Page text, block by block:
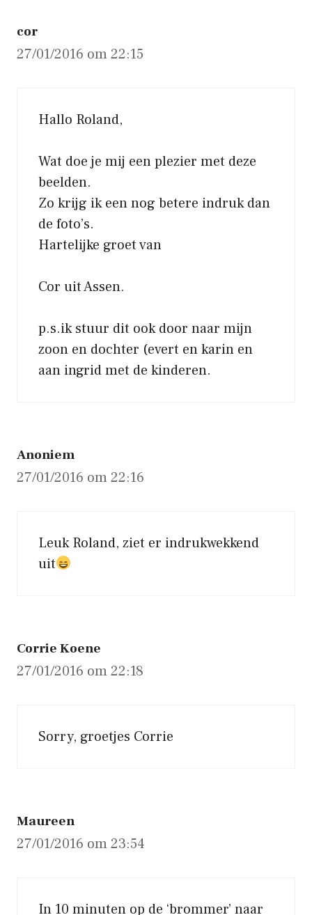
cor
27/01/2016 om 22:15
Hallo Roland,
Wat doe je mij een plezier met deze
beelden.
Zo krijg ik een nog betere indruk dan
de foto’s.
Hartelijke groet van
Cor uit Assen.
p.s.ik stuur dit ook door naar mijn
zoon en dochter (evert en karin en
aan ingrid met de kinderen.
Anoniem
27/01/2016 om 22:16
Leuk Roland, ziet er indrukwekkend
uit
Corrie Koene
27/01/2016 om 22:18
Sorry, groetjes Corrie
Maureen
27/01/2016 om 23:54
In 10 minuten op de ‘brommer’ naar